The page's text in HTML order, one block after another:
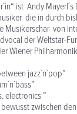
ist Andy
die in durch
Musikerschar von
der Weltstar-
Wiener
jazz`n`pop”
electronics ”
zwischen